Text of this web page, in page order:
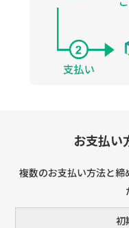
お支払い
複数のお支払い方法と
初